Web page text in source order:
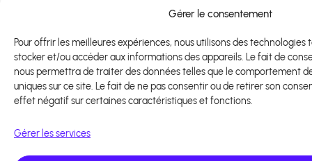
Gérer le consentement
Pour offrir les meilleures expériences, nous utilisons des technologies
stocker et/ou accéder aux informations des appareils. Le fait de
nous permettra de traiter des données telles que le comportement
uniques sur ce site. Le fait de ne pas consentir ou de retirer son
effet négatif sur certaines caractéristiques et fonctions.
Gérer les services